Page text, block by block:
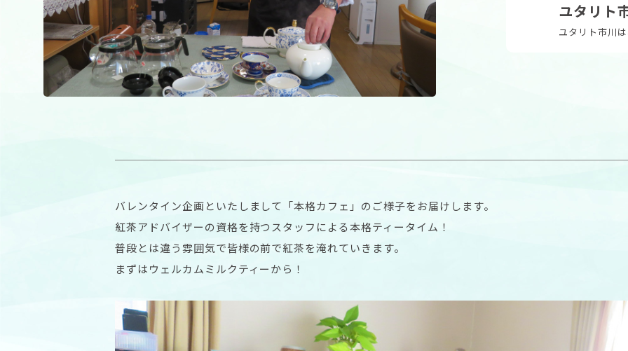
ユタリト
ユタリト市川
バレンタイン企画といたしまして「本格カフェ」のご様子をお届けします。
紅茶アドバイザーの資格を持つスタッフによる本格ティータイム！
普段とは違う雰囲気で皆様の前で紅茶を淹れていきます。
まずはウェルカムミルクティーから！